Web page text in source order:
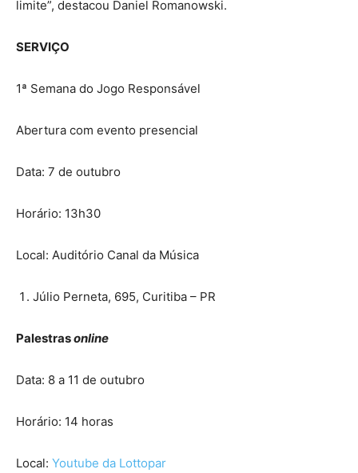
limite”, destacou Daniel Romanowski.
SERVIÇO
1ª Semana do Jogo Responsável
Abertura com evento presencial
Data: 7 de outubro
Horário: 13h30
Local: Auditório Canal da Música
Júlio Perneta, 695, Curitiba – PR
Palestrasonline
Data: 8 a 11 de outubro
Horário: 14 horas
Local: Youtube da Lottopar